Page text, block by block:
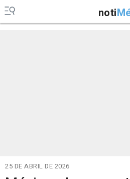
noti
25 DE ABRIL DE 2026